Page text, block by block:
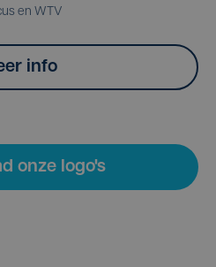
en WTV
info
onze logo's